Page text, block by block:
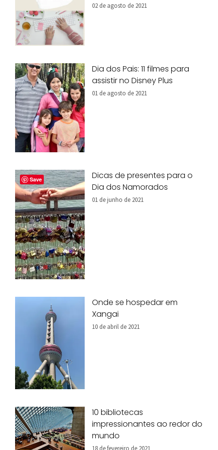
02 de agosto de 2021
Dia dos Pais: 11 filmes para
assistir no Disney Plus
01 de agosto de 2021
Dicas de presentes para o
Dia dos Namorados
01 de junho de 2021
Onde se hospedar em
Xangai
10 de abril de 2021
10 bibliotecas
impressionantes ao redor do
mundo
18 de fevereiro de 2021
Save